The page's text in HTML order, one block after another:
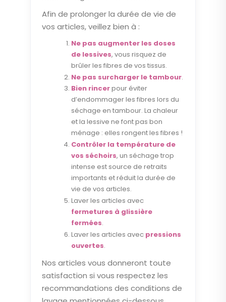
Afin de prolonger la durée de vie de
vos articles, veillez bien à :
Ne pas augmenter les doses
de lessives, vous risquez de
brûler les fibres de vos tissus.
Ne pas surcharger le tambour.
Bien rincerpour éviter
d’endommager les fibres lors du
séchage en tambour. La chaleur
et la lessive ne font pas bon
ménage : elles rongent les fibres !
Contrôler la température de
vos séchoirs, un séchage trop
intense est source de retraits
importants et réduit la durée de
vie de vos articles.
Laver les articles avec
fermetures à glissière
fermées.
Laver les articles avec pressions
ouvertes.
Nos articles vous donneront toute
satisfaction si vous respectez les
recommandations des conditions de